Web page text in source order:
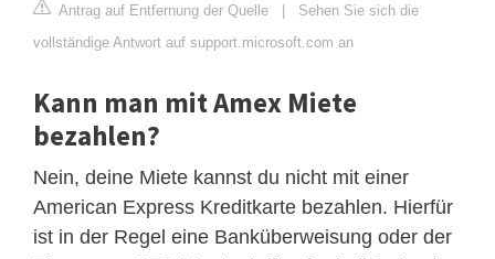
Antrag auf Entfernung der Quelle | Sehen Sie sich die
vollständige Antwort auf support.microsoft.com an
Kann man mit Amex Miete
bezahlen?
Nein, deine Miete kannst du nicht mit einer
American Express Kreditkarte bezahlen. Hierfür
ist in der Regel eine Banküberweisung oder der